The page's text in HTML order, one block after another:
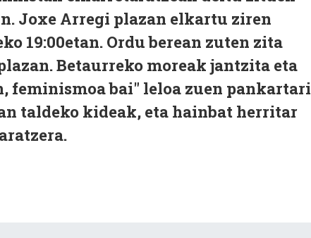
Joxe Arregi plazan elkartu ziren
19:00etan. Ordu berean zuten zita
Betaurreko moreak jantzita eta
feminismoa bai" leloa zuen pankartari
taldeko kideak, eta hainbat herritar